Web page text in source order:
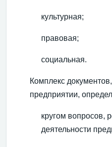
культурная;
правовая;
социальная.
Комплекс
предприятии,
кругом вопросов,
деятельности